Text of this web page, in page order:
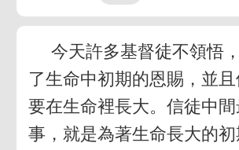
今天許多基督徒不領悟
了生命中初期的恩賜，並
要在生命裡長大。信徒中
事，就是為著生命長大的